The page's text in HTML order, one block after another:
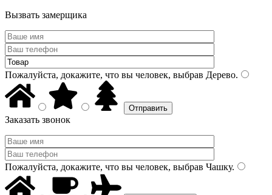
Вызвать замерщика
Пожалуйста, докажите, что вы человек, выбрав Дерево.
Заказать звонок
Пожалуйста, докажите, что вы человек, выбрав Чашку.